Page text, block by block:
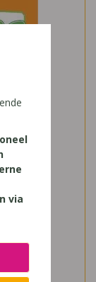
via